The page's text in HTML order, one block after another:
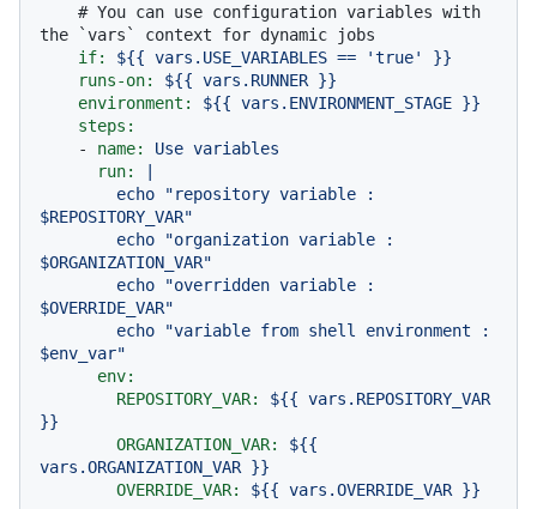
# You can use configuration variables with
the `vars` context for dynamic jobs
if:
${{ vars.USE_VARIABLES == 'true'
}}
runs-on:
${{ vars.RUNNER }}
environment:
${{ vars.ENVIRONMENT_STAGE }}
steps:
-
name: Use variables
run:
$REPOSITORY_VAR"
$ORGANIZATION_VAR"
$OVERRIDE_VAR"
env:
REPOSITORY_VAR:
${{ vars.REPOSITORY_VAR
}}
ORGANIZATION_VAR:
${{
vars.ORGANIZATION_VAR }}
OVERRIDE_VAR:
${{ vars.OVERRIDE_VAR }}